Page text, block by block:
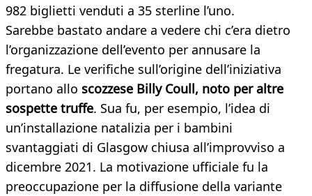
982 biglietti venduti a 35 sterline l’uno.
Sarebbe bastato andare a vedere chi c’era dietro
l’organizzazione dell’evento per annusare la
fregatura. Le verifiche sull’origine dell’iniziativa
portano allo scozzese Billy Coull, noto per altre
sospette truffe. Sua fu, per esempio, l’idea di
un’installazione natalizia per i bambini
svantaggiati di Glasgow chiusa all’improvviso a
dicembre 2021. La motivazione ufficiale fu la
preoccupazione per la diffusione della variante